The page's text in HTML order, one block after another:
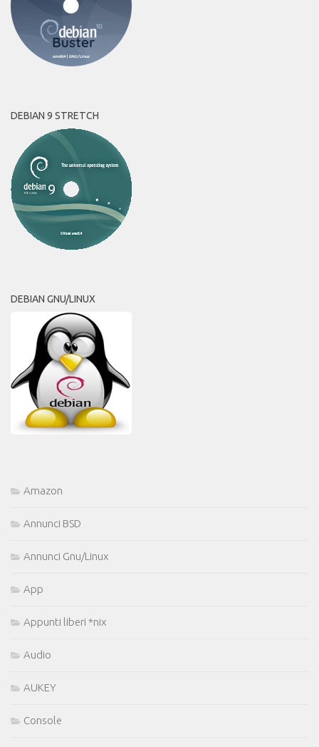
DEBIAN 9 STRETCH
DEBIAN GNU/LINUX
Amazon
Annunci BSD
Annunci Gnu/Linux
App
Appunti liberi *nix
Audio
AUKEY
Console